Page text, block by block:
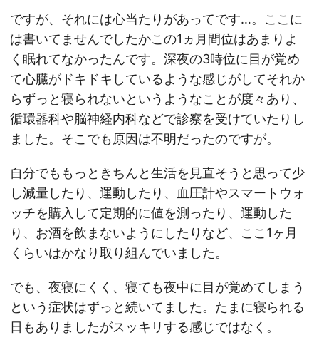
ですが、それには心当たりがあってです…。ここに
は書いてませんでしたかこの1ヵ月間位はあまりよ
く眠れてなかったんです。深夜の3時位に目が覚め
て心臓がドキドキしているような感じがしてそれか
らずっと寝られないというようなことが度々あり、
循環器科や脳神経内科などで診察を受けていたりし
ました。そこでも原因は不明だったのですが。
自分でももっときちんと生活を見直そうと思って少
し減量したり、運動したり、血圧計やスマートウォ
ッチを購入して定期的に値を測ったり、運動した
り、お酒を飲まないようにしたりなど、ここ1ヶ月
くらいはかなり取り組んでいました。
でも、夜寝にくく、寝ても夜中に目が覚めてしまう
という症状はずっと続いてました。たまに寝られる
日もありましたがスッキリする感じではなく。